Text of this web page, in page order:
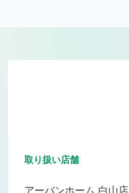
取り扱い店舗
アーバンホーム 白山店